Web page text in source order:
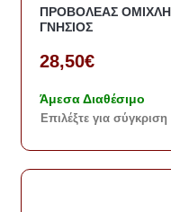
ΠΡΟΒΟΛΕΑΣ
ΓΝΗΣΙΟΣ
28,50€
Άμεσα Διαθέσιμο
Eπιλέξτε για σύγκριση